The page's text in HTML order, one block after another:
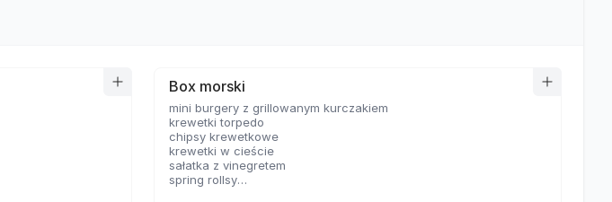
Box morski
mini burgery z grillowanym kurczakiem
krewetki torpedo
chipsy krewetkowe
krewetki w cieście
sałatka z vinegretem
spring rollsy